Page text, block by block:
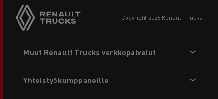
copyright 2026 Renault Trucks
menu
Muut Renault Trucks verkkopalvelut
Yhteistyökumppaneille